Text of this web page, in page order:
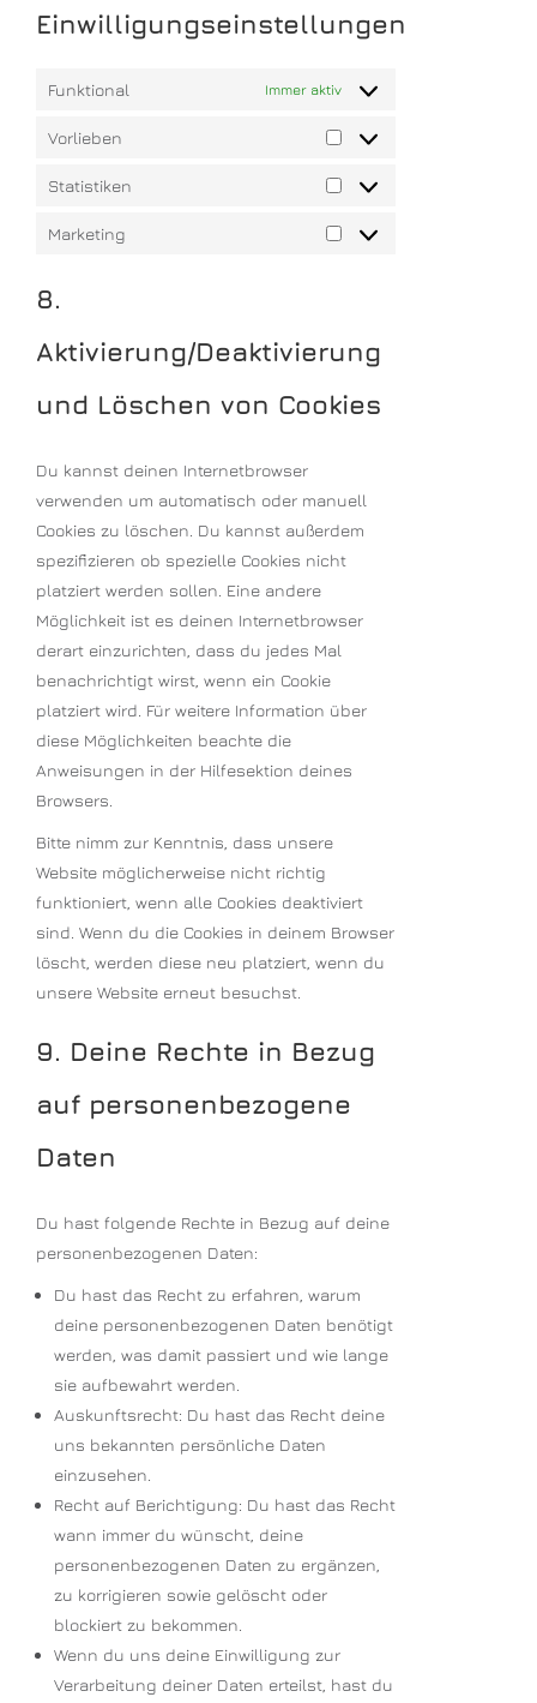
Einwilligungseinstellungen
Funktional Immer aktiv
Vorlieben
Statistiken
Marketing
8.
Aktivierung/Deaktivierung
und Löschen von Cookies
Du kannst deinen Internetbrowser
verwenden um automatisch oder manuell
Cookies zu löschen. Du kannst außerdem
spezifizieren ob spezielle Cookies nicht
platziert werden sollen. Eine andere
Möglichkeit ist es deinen Internetbrowser
derart einzurichten, dass du jedes Mal
benachrichtigt wirst, wenn ein Cookie
platziert wird. Für weitere Information über
diese Möglichkeiten beachte die
Anweisungen in der Hilfesektion deines
Browsers.
Bitte nimm zur Kenntnis, dass unsere
Website möglicherweise nicht richtig
funktioniert, wenn alle Cookies deaktiviert
sind. Wenn du die Cookies in deinem Browser
löscht, werden diese neu platziert, wenn du
unsere Website erneut besuchst.
9. Deine Rechte in Bezug
auf personenbezogene
Daten
Du hast folgende Rechte in Bezug auf deine
personenbezogenen Daten:
Du hast das Recht zu erfahren, warum
deine personenbezogenen Daten benötigt
werden, was damit passiert und wie lange
sie aufbewahrt werden.
Auskunftsrecht: Du hast das Recht deine
uns bekannten persönliche Daten
einzusehen.
Recht auf Berichtigung: Du hast das Recht
wann immer du wünscht, deine
personenbezogenen Daten zu ergänzen,
zu korrigieren sowie gelöscht oder
blockiert zu bekommen.
Wenn du uns deine Einwilligung zur
Verarbeitung deiner Daten erteilst, hast du